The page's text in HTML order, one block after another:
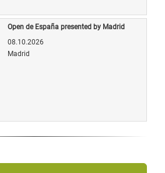
Open de España presented by Madrid
08.10.2026
Madrid